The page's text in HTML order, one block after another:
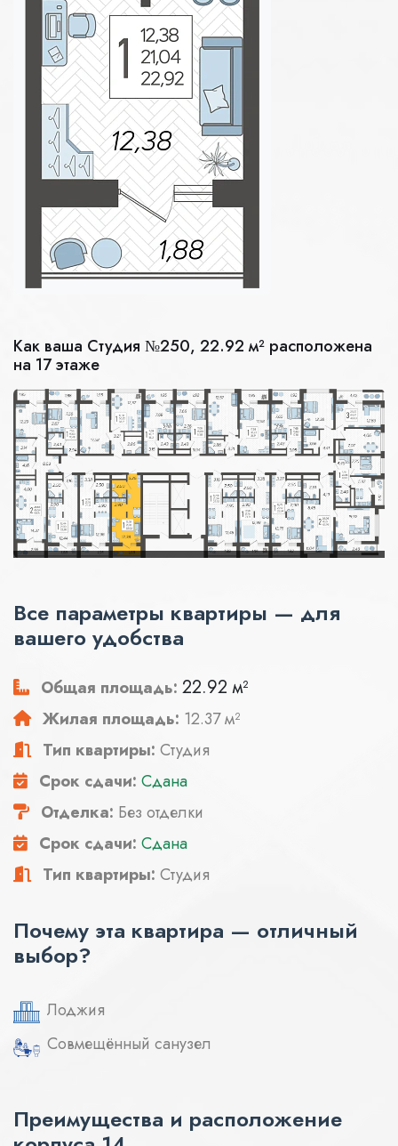
Как ваша Студия №250, 22.92 м² расположена
на 17 этаже
Все параметры квартиры — для
вашего удобства
Общая площадь: 22.92 м²
Жилая площадь: 12.37 м²
Тип квартиры: Студия
Срок сдачи: Сдана
Отделка: Без отделки
Срок сдачи: Сдана
Тип квартиры: Студия
Почему эта квартира — отличный
выбор?
Лоджия
Совмещённый санузел
Преимущества и расположение